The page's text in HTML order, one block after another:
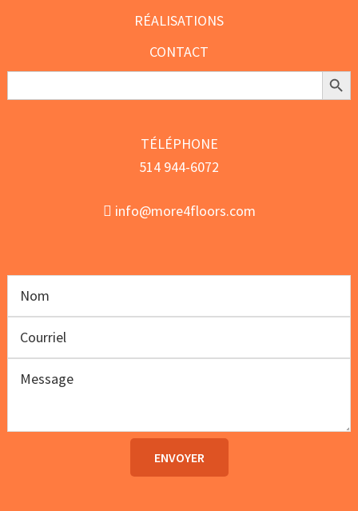
RÉALISATIONS
CONTACT
Search
Search
TÉLÉPHONE
514 944-6072
info@more4floors.com